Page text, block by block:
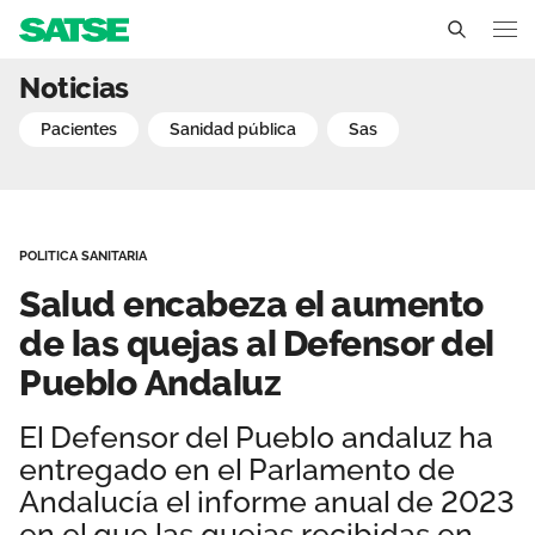
Delegados Sindicales
Estructura organizativa
Transparencia
Secciones sindicales
Servicios
Ventajas
Actualidad
Temas
Noticias
Sala de prensa
Andalucía
Contáctanos
Salud encabeza el
Noticias
pacientes sanidad pública sas
POLITICA SANITARIA
Salud encabeza el aumento
de las quejas al Defensor del
Pueblo Andaluz
El Defensor del Pueblo andaluz ha
entregado en el Parlamento de
Andalucía el informe anual de 2023